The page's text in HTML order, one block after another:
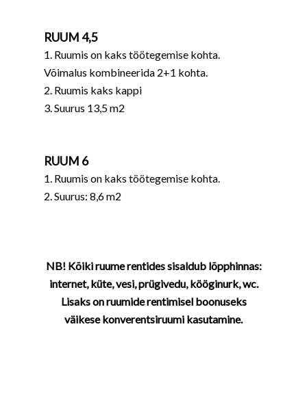
RUUM 4,5
1. Ruumis on kaks töötegemise kohta.
Võimalus kombineerida 2+1 kohta.
2. Ruumis kaks kappi
3. Suurus 13,5 m2
RUUM 6
1. Ruumis on kaks töötegemise kohta.
2. Suurus: 8,6 m2
NB! Kõiki ruume rentides sisaldub lõpphinnas:
internet, küte, vesi, prügivedu, kööginurk, wc.
Lisaks on ruumide rentimisel boonuseks
väikese konverentsiruumi kasutamine.